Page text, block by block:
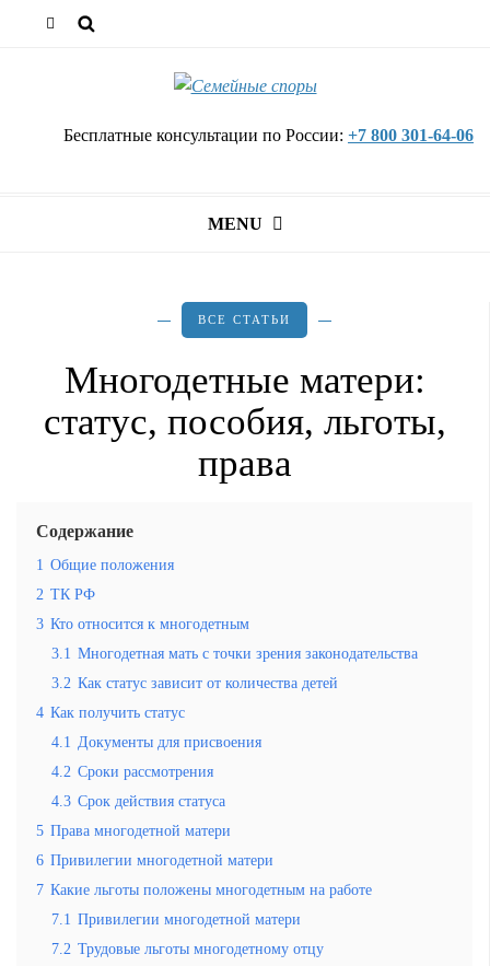
Бесплатные консультации по России: +7 800 301-64-06
MENU
ВСЕ СТАТЬИ
Многодетные матери:
статус, пособия, льготы,
права
Содержание
1 Общие положения
2 ТК РФ
3 Кто относится к многодетным
3.1 Многодетная мать с точки зрения законодательства
3.2 Как статус зависит от количества детей
4 Как получить статус
4.1 Документы для присвоения
4.2 Сроки рассмотрения
4.3 Срок действия статуса
5 Права многодетной матери
6 Привилегии многодетной матери
7 Какие льготы положены многодетным на работе
7.1 Привилегии многодетной матери
7.2 Трудовые льготы многодетному отцу